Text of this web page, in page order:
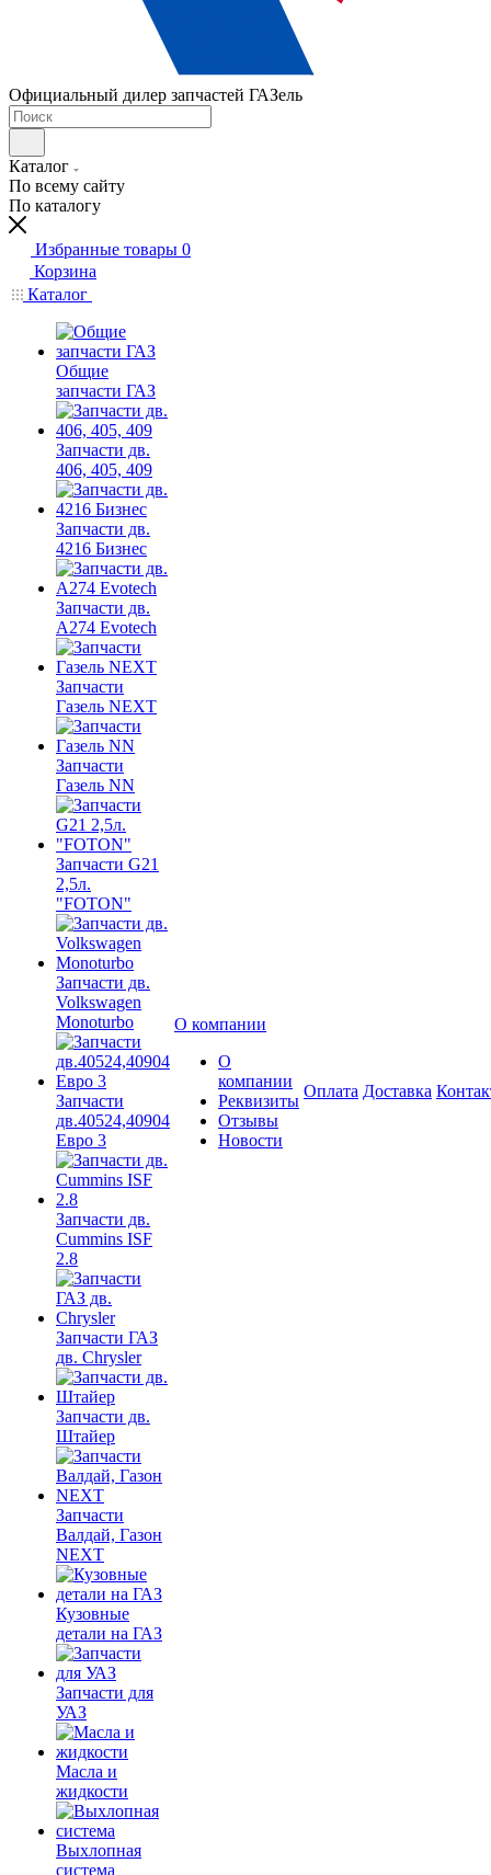
Официальный дилер запчастей ГАЗель
Каталог
По всему сайту
По каталогу
Избранные товары 0
Корзина
Каталог
Общие
запчасти ГАЗ
Запчасти дв.
406, 405, 409
Запчасти дв.
4216 Бизнес
Запчасти дв.
A274 Evotech
Запчасти
Газель NEXT
Запчасти
Газель NN
Запчасти G21
2,5л.
"FOTON"
Запчасти дв.
Volkswagen
Monoturbo
Запчасти
дв.40524,40904
Евро 3
Запчасти дв.
Cummins ISF
2.8
Запчасти ГАЗ
дв. Chrysler
Запчасти дв.
Штайер
Запчасти
Валдай, Газон
NEXT
Кузовные
детали на ГАЗ
Запчасти для
УАЗ
Масла и
жидкости
Выхлопная
система
О компании
О
компании
Реквизиты
Отзывы
Новости
Оплата Доставка